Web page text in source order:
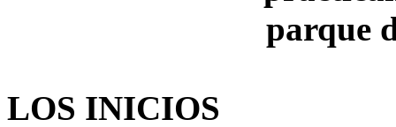
LOS INICIOS